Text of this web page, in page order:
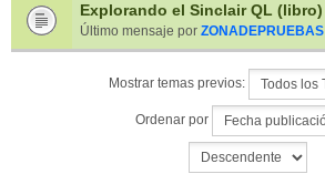
Explorando el Sinclair QL (libro)
Último mensaje por ZONADEPRUEBAS
Mostrar temas previos:
Ordenar por